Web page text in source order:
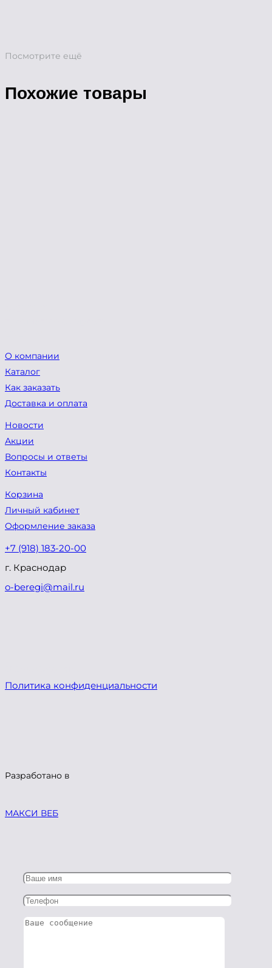
Посмотрите ещё
Похожие товары
О компании
Каталог
Как заказать
Доставка и оплата
Новости
Акции
Вопросы и ответы
Контакты
Корзина
Личный кабинет
Оформление заказа
+7 (918) 183-20-00
г. Краснодар
o-beregi@mail.ru
Политика конфиденциальности
Разработано в
МАКСИ ВЕБ